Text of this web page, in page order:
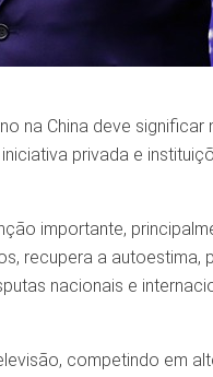
na China deve significar
privada e
importante,
recupera a autoestima,
nacionais e
competindo em